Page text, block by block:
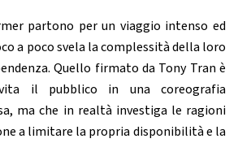
partono per un viaggio intenso ed
a poco svela la complessità della loro
Quello firmato da Tony Tran è
il pubblico in una coreografia
ma che in realtà investiga le ragioni
a limitare la propria disponibilità e la